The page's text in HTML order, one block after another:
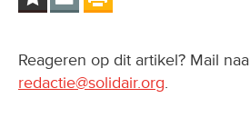
Reageren op dit artikel? Mail
redactie@solidair.org.